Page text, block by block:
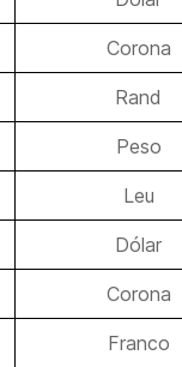
Corona
Rand
Peso
Leu
Dólar
Corona
Franco